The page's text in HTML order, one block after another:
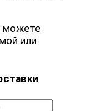
можете
или